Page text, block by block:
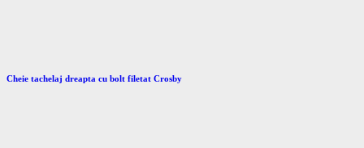
Cheie tachelaj dreapta cu bolt filetat Crosby